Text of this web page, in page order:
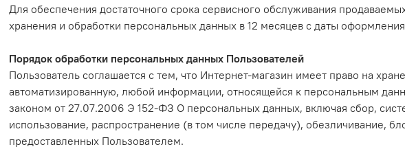
Для обеспечения достаточного срока сервисного обслуживания
хранения и обработки персональных данных в 12 месяцев с даты оформления
Порядок обработки персональных данных Пользователей
Пользователь соглашается с тем, что Интернет-магазин имеет право на
автоматизированную, любой информации, относящейся к персональным
законом от 27.07.2006 Э 152-ФЗ О персональных данных, включая сбор,
использование, распространение (в том числе передачу), обезличивание,
предоставленных Пользователем.